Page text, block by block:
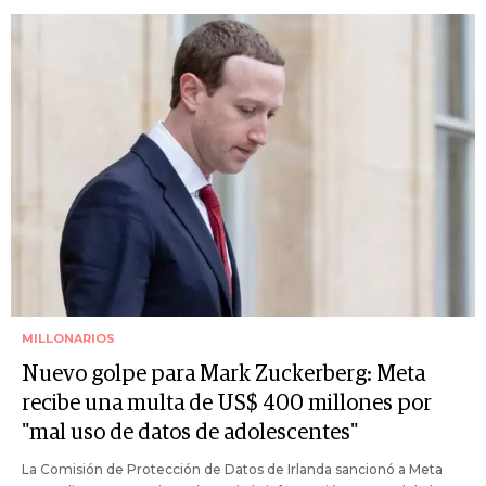
MILLONARIOS
Nuevo golpe para Mark Zuckerberg: Meta
recibe una multa de US$ 400 millones por
"mal uso de datos de adolescentes"
La Comisión de Protección de Datos de Irlanda sancionó a Meta